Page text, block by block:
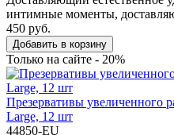
интимные моменты,
450 руб.
Добавить в корзину
Только на сайте - 20%
Презервативы увеличенного
Large, 12 шт
44850-EU